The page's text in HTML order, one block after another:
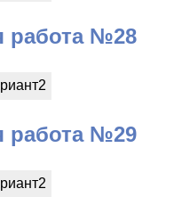
работа №28
работа №29